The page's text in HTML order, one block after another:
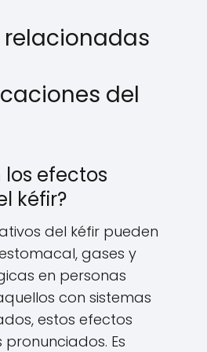
relacionadas
del
los efectos
kéfir?
del kéfir pueden
gases y
en personas
con sistemas
estos efectos
Es